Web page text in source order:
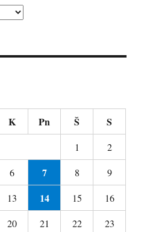
K Pn Š S
1
2
6 7 8 9
13 14 15 16
20 21 22
23